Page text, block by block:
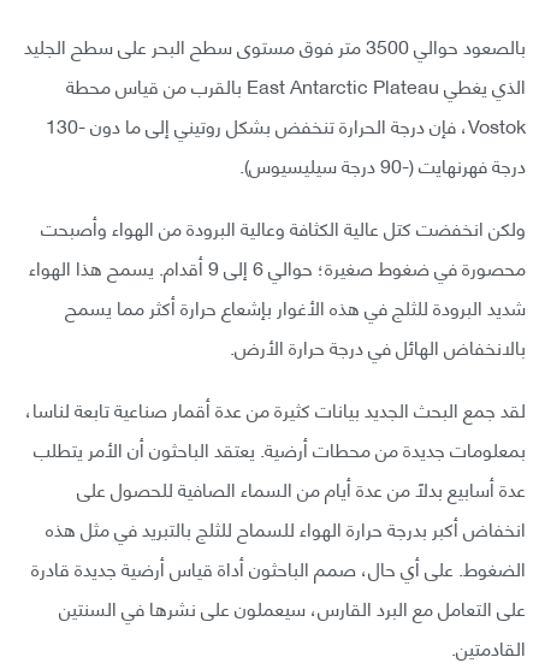
بالصعود حوالي 3500 متر فوق مستوى سطح البحر على سطح الجليد
الذي يغطي East Antarctic Plateau بالقرب من قياس محطة
Vostok، فإن درجة الحرارة تنخفض بشكل روتيني إلى ما دون -130
درجة فهرنهايت (-90 درجة سيليسيوس).
ولكن انخفضت كتل عالية الكثافة وعالية البرودة من الهواء وأصبحت
محصورة في ضغوط صغيرة؛ حوالي 6 إلى 9 أقدام. يسمح هذا الهواء
شديد البرودة للثلج في هذه الأغوار بإشعاع حرارة أكثر مما يسمح
بالانخفاض الهائل في درجة حرارة الأرض.
لقد جمع البحث الجديد بيانات كثيرة من عدة أقمار صناعية تابعة لناسا،
بمعلومات جديدة من محطات أرضية. يعتقد الباحثون أن الأمر يتطلب
عدة أسابيع بدلًا من عدة أيام من السماء الصافية للحصول على
انخفاض أكبر بدرجة حرارة الهواء للسماح للثلج بالتبريد في مثل هذه
الضغوط. على أي حال، صمم الباحثون أداة قياس أرضية جديدة قادرة
على التعامل مع البرد القارس، سيعملون على نشرها في السنتين
القادمتين.